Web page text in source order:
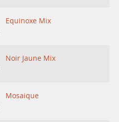
Equinoxe Mix
Noir Jaune Mix
Mosaique